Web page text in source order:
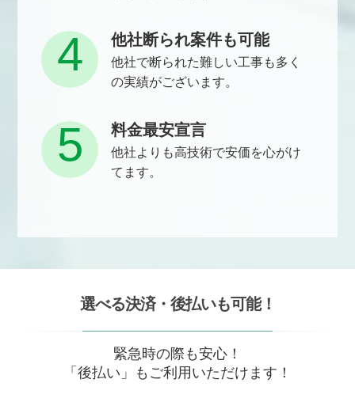
他社断られ案件も可能
他社で断られた難しい工事も多く
の実績がございます。
4
料金最安宣言
他社よりも高技術で安価を心がけ
てます。
5
選べる決済・後払いも可能！
緊急時の際も安心！
「後払い」もご利用いただけます！